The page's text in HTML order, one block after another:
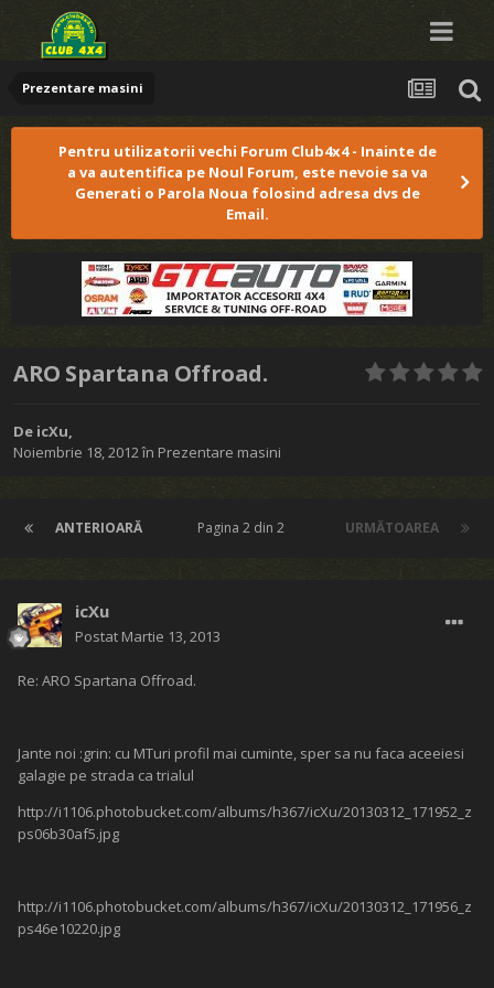
Prezentare masini
Pentru utilizatorii vechi Forum Club4x4 - Inainte de
a va autentifica pe Noul Forum, este nevoie sa va
Generati o Parola Noua folosind adresa dvs de
Email.
ARO Spartana Offroad.
De icXu,
Noiembrie 18, 2012în Prezentare masini
ANTERIOARĂ URMĂTOAREA
Pagina 2 din 2
icXu
Postat Martie 13, 2013
Re: ARO Spartana Offroad.
Jante noi :grin: cu MTuri profil mai cuminte, sper sa nu faca aceeiesi
galagie pe strada ca trialul
http://i1106.photobucket.com/albums/h367/icXu/20130312_171952_z
ps06b30af5.jpg
http://i1106.photobucket.com/albums/h367/icXu/20130312_171956_z
ps46e10220.jpg